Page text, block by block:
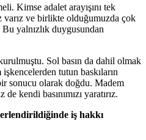
Kimse adalet arayışını tek
varız ve birlikte olduğumuzda çok
yalnızlık duygusundan
Sol basın da dahil olmak
tutun baskıların
sonucu olarak doğdu. Madem
kendi basınımızı yaratırız.
iş hakkı